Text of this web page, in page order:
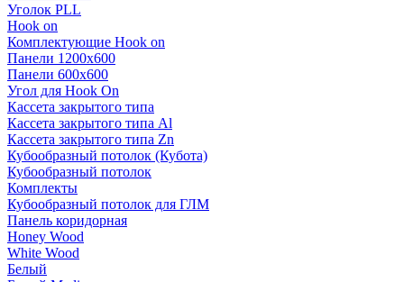
Уголок PLL
Hook on
Комплектующие Hook on
Панели 1200х600
Панели 600х600
Угол для Hook On
Кассета закрытого типа
Кассета закрытого типа Al
Кассета закрытого типа Zn
Кубообразный потолок (Кубота)
Кубообразный потолок
Комплекты
Кубообразный потолок для ГЛМ
Панель коридорная
Honey Wood
White Wood
Белый